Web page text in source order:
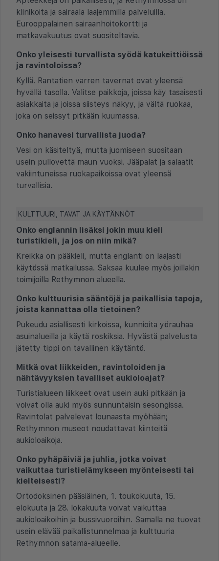
klinikoita ja sairaala laajemmilla palveluilla.
Eurooppalainen sairaanhoitokortti ja
matkavakuutus ovat suositeltavia.
Onko yleisesti turvallista syödä katukeittiöissä
ja ravintoloissa?
Kyllä. Rantatien varren tavernat ovat yleensä
hyvällä tasolla. Valitse paikkoja, joissa käy tasaisesti
asiakkaita ja joissa siisteys näkyy, ja vältä ruokaa,
joka on seissyt pitkään kuumassa.
Onko hanavesi turvallista juoda?
Vesi on käsiteltyä, mutta juomiseen suositaan
usein pullovettä maun vuoksi. Jääpalat ja salaatit
vakiintuneissa ruokapaikoissa ovat yleensä
turvallisia.
KULTTUURI, TAVAT JA KÄYTÄNNÖT
Onko englannin lisäksi jokin muu kieli
turistikieli, ja jos on niin mikä?
Kreikka on pääkieli, mutta englanti on laajasti
käytössä matkailussa. Saksaa kuulee myös joillakin
toimijoilla Rethymnon alueella.
Onko kulttuurisia sääntöjä ja paikallisia tapoja,
joista kannattaa olla tietoinen?
Pukeudu asiallisesti kirkoissa, kunnioita yörauhaa
asuinalueilla ja käytä roskiksia. Hyvästä palvelusta
jätetty tippi on tavallinen käytäntö.
Mitkä ovat liikkeiden, ravintoloiden ja
nähtävyyksien tavalliset aukioloajat?
Turistialueen liikkeet ovat usein auki pitkään ja
voivat olla auki myös sunnuntaisin sesongissa.
Ravintolat palvelevat lounaasta myöhään;
Rethymnon museot noudattavat kiinteitä
aukioloaikoja.
Onko pyhäpäiviä ja juhlia, jotka voivat
vaikuttaa turistielämykseen myönteisesti tai
kielteisesti?
Ortodoksinen pääsiäinen, 1. toukokuuta, 15.
elokuuta ja 28. lokakuuta voivat vaikuttaa
aukioloaikoihin ja bussivuoroihin. Samalla ne tuovat
usein elävää paikallistunnelmaa ja kulttuuria
Rethymnon satama-alueelle.